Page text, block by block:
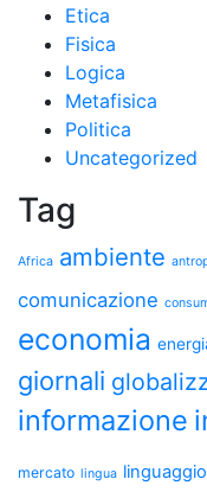
Etica
Fisica
Logica
Metafisica
Politica
Uncategorized
Tag
Africa ambiente
comunicazione
economia
giornali
informazione
mercato lingua linguaggio